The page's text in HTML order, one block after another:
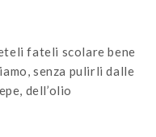
fateli scolare bene
senza pulirli dalle
dell’olio